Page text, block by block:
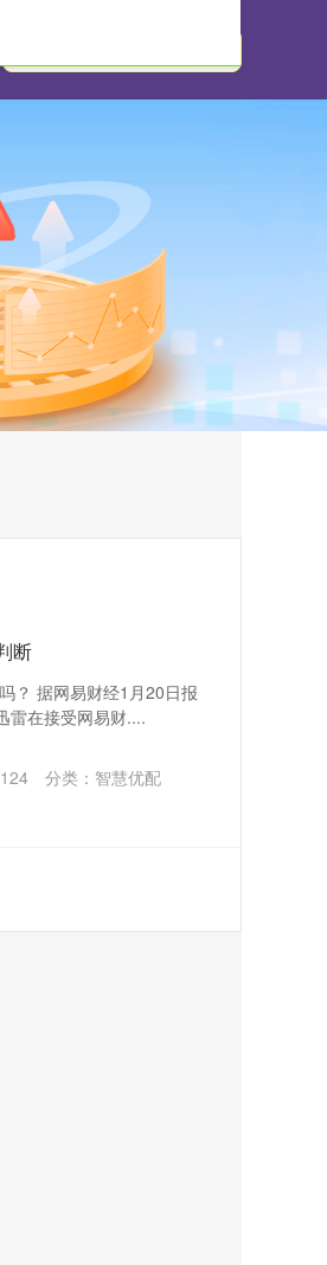
断
？ 据网易财经1月20日报
雷在接受网易财....
124 分类： 智慧优配